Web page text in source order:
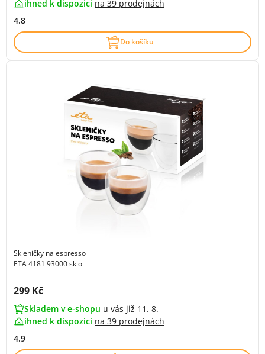
ihned k dispozici na 39 prodejnách
4.8
Do košíku
Skleničky na espresso
ETA 4181 93000 sklo
Cena s DPH:
299 Kč
Skladem v e-shopu u vás již 11. 8.
ihned k dispozici na 39 prodejnách
4.9